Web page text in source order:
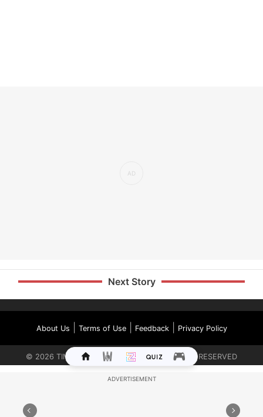
Next Story
About Us Terms of Use| Feedback| Privacy Policy
© 2026 TIMES INTERNET LIMITED. ALL RIGHTS RESERVED